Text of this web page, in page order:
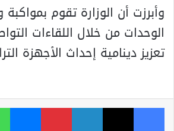
وأبرزت أن الوزارة تقوم
الوحدات من خلال اللقاءات
تعزيز دينامية إحداث الأجهزة
فيسبوك ‫X لينكدإن بينتيريست ماسنجر